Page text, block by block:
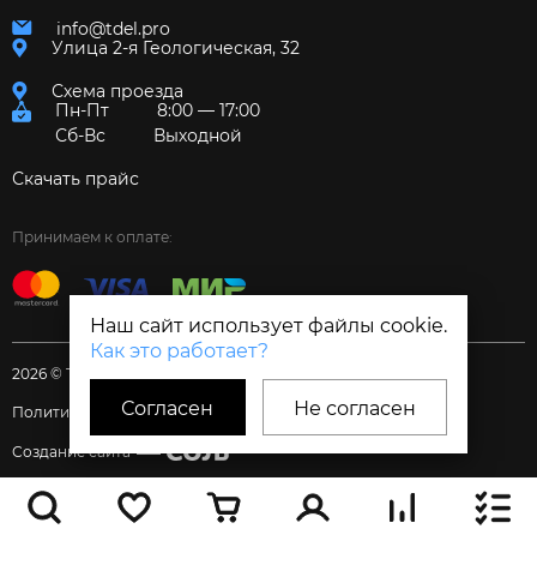
Наш сайт использует файлы cookie.
Как это работает?
Согласен Не согласен
info@tdel.pro
Улица 2-я Геологическая, 32
Схема проезда
Пн-Пт
8:00 — 17:00
Сб-Вс
Выходной
Скачать прайс
Принимаем к оплате:
2026 © Торговый дом «Электрум»
Политика и Согласия
Создание сайта